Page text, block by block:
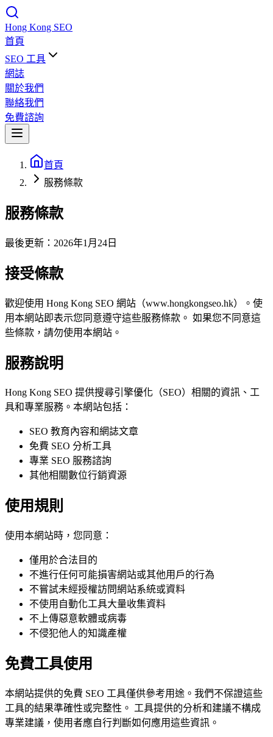
Hong Kong SEO
首頁
SEO 工具
網誌
關於我們
聯絡我們
免費諮詢
首頁
服務條款
服務條款
最後更新：2026年1月24日
接受條款
歡迎使用 Hong Kong SEO 網站（www.hongkongseo.hk）。使
用本網站即表示您同意遵守這些服務條款。 如果您不同意這
些條款，請勿使用本網站。
服務說明
Hong Kong SEO 提供搜尋引擎優化（SEO）相關的資訊、工
具和專業服務。本網站包括：
SEO 教育內容和網誌文章
免費 SEO 分析工具
專業 SEO 服務諮詢
其他相關數位行銷資源
使用規則
使用本網站時，您同意：
僅用於合法目的
不進行任何可能損害網站或其他用戶的行為
不嘗試未經授權訪問網站系統或資料
不使用自動化工具大量收集資料
不上傳惡意軟體或病毒
不侵犯他人的知識產權
免費工具使用
本網站提供的免費 SEO 工具僅供參考用途。我們不保證這些
工具的結果準確性或完整性。 工具提供的分析和建議不構成
專業建議，使用者應自行判斷如何應用這些資訊。